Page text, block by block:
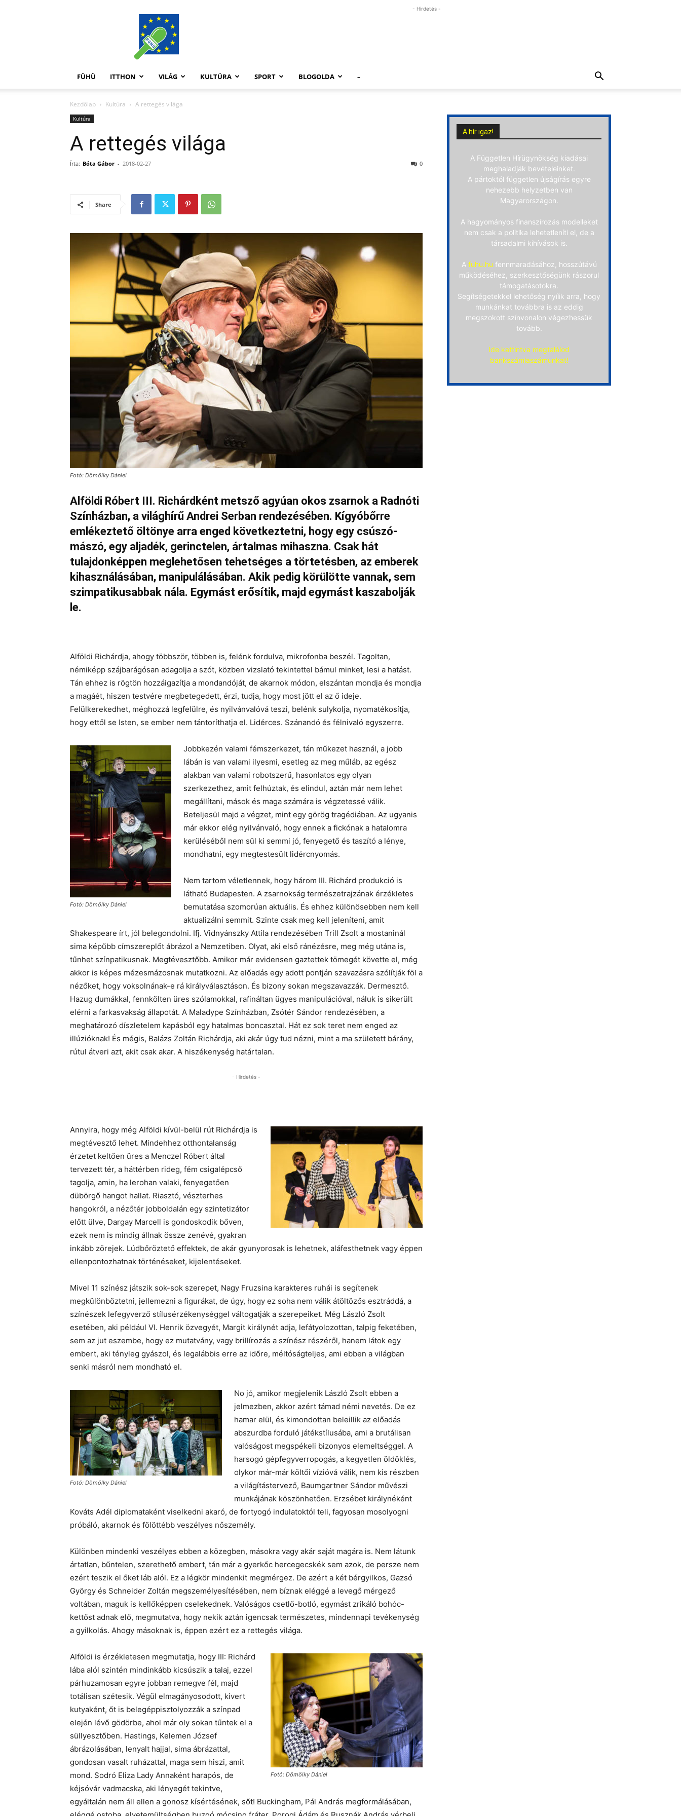
FüHü
- Hirdetés -
FÜHÜ ITTHON VILÁG KULTÚRA SPORT BLOGOLDA –
Kezdőlap Kultúra A rettegés világa
Kultúra
A rettegés világa
Írta: Bóta Gábor - 2018-02-27 0
Share
Fotó: Dömölky Dániel
Alföldi Róbert III. Richárdként metsző agyúan okos zsarnok a Radnóti
Színházban, a világhírű Andrei Serban rendezésében. Kígyóbőrre
emlékeztető öltönye arra enged következtetni, hogy egy csúszó-
mászó, egy aljadék, gerinctelen, ártalmas mihaszna. Csak hát
tulajdonképpen meglehetősen tehetséges a törtetésben, az emberek
kihasználásában, manipulálásában. Akik pedig körülötte vannak, sem
szimpatikusabbak nála. Egymást erősítik, majd egymást kaszabolják
le.
Alföldi Richárdja, ahogy többször, többen is, felénk fordulva, mikrofonba beszél. Tagoltan,
némiképp szájbarágósan adagolja a szót, közben vizslató tekintettel bámul minket, lesi a hatást.
Tán ehhez is rögtön hozzáigazítja a mondandóját, de akarnok módon, elszántan mondja és mondja
a magáét, hiszen testvére megbetegedett, érzi, tudja, hogy most jött el az ő ideje.
Felülkerekedhet, méghozzá legfelülre, és nyilvánvalóvá teszi, belénk sulykolja, nyomatékosítja,
hogy ettől se Isten, se ember nem tántoríthatja el. Lidérces. Szánandó és félnivaló egyszerre.
Fotó: Dömölky Dániel
Jobbkezén valami fémszerkezet, tán műkezet használ, a jobb
lábán is van valami ilyesmi, esetleg az meg műláb, az egész
alakban van valami robotszerű, hasonlatos egy olyan
szerkezethez, amit felhúztak, és elindul, aztán már nem lehet
megállítani, mások és maga számára is végzetessé válik.
Beteljesül majd a végzet, mint egy görög tragédiában. Az ugyanis
már ekkor elég nyilvánvaló, hogy ennek a fickónak a hatalomra
kerüléséből nem sül ki semmi jó, fenyegető és taszító a lénye,
mondhatni, egy megtestesült lidércnyomás.
Nem tartom véletlennek, hogy három III. Richárd produkció is
látható Budapesten. A zsarnokság természetrajzának érzékletes
bemutatása szomorúan aktuális. És ehhez különösebben nem kell
aktualizálni semmit. Szinte csak meg kell jeleníteni, amit
Shakespeare írt, jól belegondolni. Ifj. Vidnyánszky Attila rendezésében Trill Zsolt a mostaninál
sima képűbb címszereplőt ábrázol a Nemzetiben. Olyat, aki első ránézésre, meg még utána is,
tűnhet színpatikusnak. Megtévesztőbb. Amikor már evidensen gaztettek tömegét követte el, még
akkor is képes mézesmázosnak mutatkozni. Az előadás egy adott pontján szavazásra szólítják föl a
nézőket, hogy voksolnának-e rá királyválasztáson. És bizony sokan megszavazzák. Dermesztő.
Hazug dumákkal, fennkölten üres szólamokkal, rafináltan ügyes manipulációval, náluk is sikerült
elérni a farkasvakság állapotát. A Maladype Színházban, Zsótér Sándor rendezésében, a
meghatározó díszletelem kapásból egy hatalmas boncasztal. Hát ez sok teret nem enged az
illúzióknak! És mégis, Balázs Zoltán Richárdja, aki akár úgy tud nézni, mint a ma született bárány,
rútul átveri azt, akit csak akar. A hiszékenység határtalan.
- Hirdetés -
Annyira, hogy még Alföldi kívül-belül rút Richárdja is
megtévesztő lehet. Mindehhez otthontalanság
érzetet keltően üres a Menczel Róbert által
tervezett tér, a háttérben rideg, fém csigalépcső
tagolja, amin, ha lerohan valaki, fenyegetően
dübörgő hangot hallat. Riasztó, vészterhes
hangokról, a nézőtér jobboldalán egy szintetizátor
előtt ülve, Dargay Marcell is gondoskodik bőven,
ezek nem is mindig állnak össze zenévé, gyakran
inkább zörejek. Lúdbőröztető effektek, de akár gyunyorosak is lehetnek, aláfesthetnek vagy éppen
ellenpontozhatnak történéseket, kijelentéseket.
Mivel 11 színész játszik sok-sok szerepet, Nagy Fruzsina karakteres ruhái is segítenek
megkülönböztetni, jellemezni a figurákat, de úgy, hogy ez soha nem válik átöltözős esztráddá, a
színészek lefegyverző stílusérzékenységgel váltogatják a szerepeiket. Még László Zsolt
esetében, aki például VI. Henrik özvegyét, Margit királynét adja, lefátyolozottan, talpig feketében,
sem az jut eszembe, hogy ez mutatvány, vagy brillírozás a színész részéről, hanem látok egy
embert, aki tényleg gyászol, és legalábbis erre az időre, méltóságteljes, ami ebben a világban
senki másról nem mondható el.
Fotó: Dömölky Dániel
No jó, amikor megjelenik László Zsolt ebben a
jelmezben, akkor azért támad némi nevetés. De ez
hamar elül, és kimondottan beleillik az előadás
abszurdba forduló játékstílusába, ami a brutálisan
valóságost megspékeli bizonyos elemeltséggel. A
harsogó gépfegyverropogás, a kegyetlen öldöklés,
olykor már-már költői vízióvá válik, nem kis részben
a világítástervező, Baumgartner Sándor művészi
munkájának köszönhetően. Erzsébet királynéként
Kováts Adél diplomataként viselkedni akaró, de fortyogó indulatoktól teli, fagyosan mosolyogni
próbáló, akarnok és fölöttébb veszélyes nőszemély.
Különben mindenki veszélyes ebben a közegben, másokra vagy akár saját magára is. Nem látunk
ártatlan, bűntelen, szerethető embert, tán már a gyerkőc hercegecskék sem azok, de persze nem
ezért teszik el őket láb alól. Ez a légkör mindenkit megmérgez. De azért a két bérgyilkos, Gazsó
György és Schneider Zoltán megszemélyesítésében, nem bíznak eléggé a levegő mérgező
voltában, maguk is kellőképpen cselekednek. Valóságos csetlő-botló, egymást zrikáló bohóc-
kettőst adnak elő, megmutatva, hogy nekik aztán igencsak természetes, mindennapi tevékenység
a gyilkolás. Ahogy másoknak is, éppen ezért ez a rettegés világa.
Fotó: Dömölky Dániel
Alföldi is érzékletesen megmutatja, hogy III: Richárd
lába alól szintén mindinkább kicsúszik a talaj, ezzel
párhuzamosan egyre jobban remegve fél, majd
totálisan szétesik. Végül elmagányosodott, kivert
kutyaként, őt is belegéppisztolyozzák a színpad
elején lévő gödörbe, ahol már oly sokan tűntek el a
süllyesztőben. Hastings, Kelemen József
ábrázolásában, lenyalt hajjal, sima ábrázattal,
gondosan vasalt ruházattal, maga sem hiszi, amit
mond. Sodró Eliza Lady Annaként harapós, de
kéjsóvár vadmacska, aki lényegét tekintve,
egyáltalán nem áll ellen a gonosz kísértésének, sőt! Buckingham, Pál András megformálásában,
A hír igaz!
A Független Hírügynökség kiadásai
meghaladják bevételeinket.
A pártoktól független újságírás egyre
nehezebb helyzetben van
Magyarországon.
A hagyományos finanszírozás modelleket
nem csak a politika lehetetleníti el, de a
társadalmi kihívások is.
A fuhu.hu fennmaradásához, hosszútávú
működéséhez, szerkesztőségünk rászorul
támogatásotokra.
Segítségetekkel lehetőség nyílik arra, hogy
munkánkat továbbra is az eddig
megszokott színvonalon végezhessük
tovább.
Ide kattintva megtalálod
bankszámlaszámunkat!